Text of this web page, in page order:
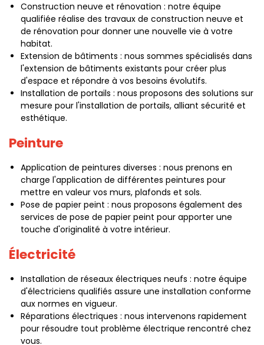
Construction neuve et rénovation : notre équipe
qualifiée réalise des travaux de construction neuve et
de rénovation pour donner une nouvelle vie à votre
habitat.
Extension de bâtiments : nous sommes spécialisés dans
l'extension de bâtiments existants pour créer plus
d'espace et répondre à vos besoins évolutifs.
Installation de portails : nous proposons des solutions sur
mesure pour l'installation de portails, alliant sécurité et
esthétique.
Peinture
Application de peintures diverses : nous prenons en
charge l'application de différentes peintures pour
mettre en valeur vos murs, plafonds et sols.
Pose de papier peint : nous proposons également des
services de pose de papier peint pour apporter une
touche d'originalité à votre intérieur.
Électricité
Installation de réseaux électriques neufs : notre équipe
d'électriciens qualifiés assure une installation conforme
aux normes en vigueur.
Réparations électriques : nous intervenons rapidement
pour résoudre tout problème électrique rencontré chez
vous.